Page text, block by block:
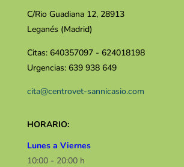
C/Rio Guadiana 12, 28913
Leganés (Madrid)
Citas: 640357097 - 624018198
Urgencias: 639 938 649
cita@centrovet-sannicasio.com
HORARIO:
Lunes a Viernes
10:00 - 20:00 h